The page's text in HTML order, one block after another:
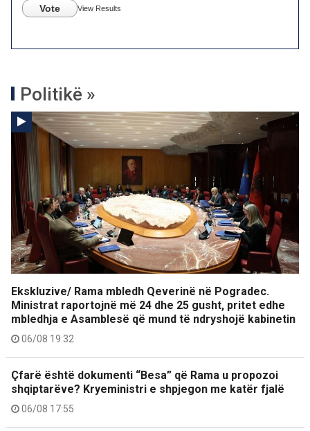
Vote View Results
Politikë »
Ekskluzive/ Rama mbledh Qeverinë në Pogradec.
Ministrat raportojnë më 24 dhe 25 gusht, pritet edhe
mbledhja e Asamblesë që mund të ndryshojë kabinetin
06/08 19:32
Çfarë është dokumenti “Besa” që Rama u propozoi
shqiptarëve? Kryeministri e shpjegon me katër fjalë
06/08 17:55